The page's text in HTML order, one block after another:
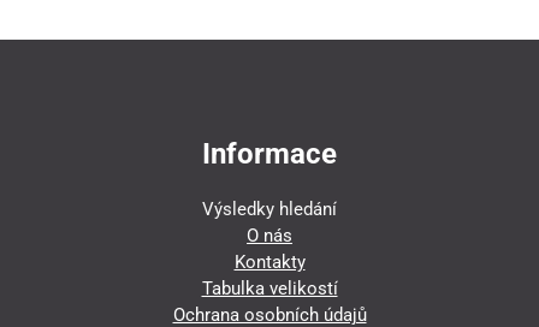
Informace
Výsledky hledání
O nás
Kontakty
Tabulka velikostí
Ochrana osobních údajů